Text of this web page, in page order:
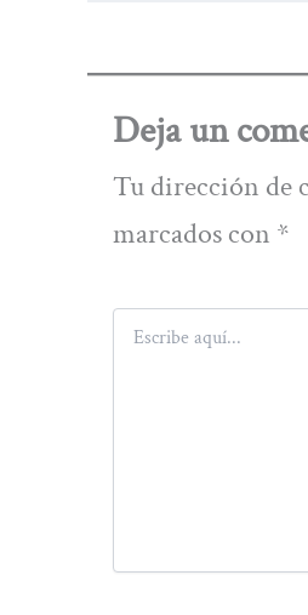
Deja un
Tu dirección de
marcados con *
Escribe
aquí...